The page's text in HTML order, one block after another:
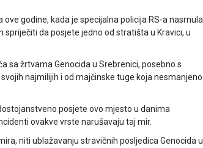
godine, kada je specijalna policija RS-a nasrnula
da posjete jedno od stratišta u Kravici, u
sa žrtvama Genocida u Srebrenici, posebno s
najmilijih i od majčinske tuge koja nesmanjeno
posjete ovo mjesto u danima
ovakve vrste narušavaju taj mir.
niti ublažavanju stravičnih posljedica Genocida u